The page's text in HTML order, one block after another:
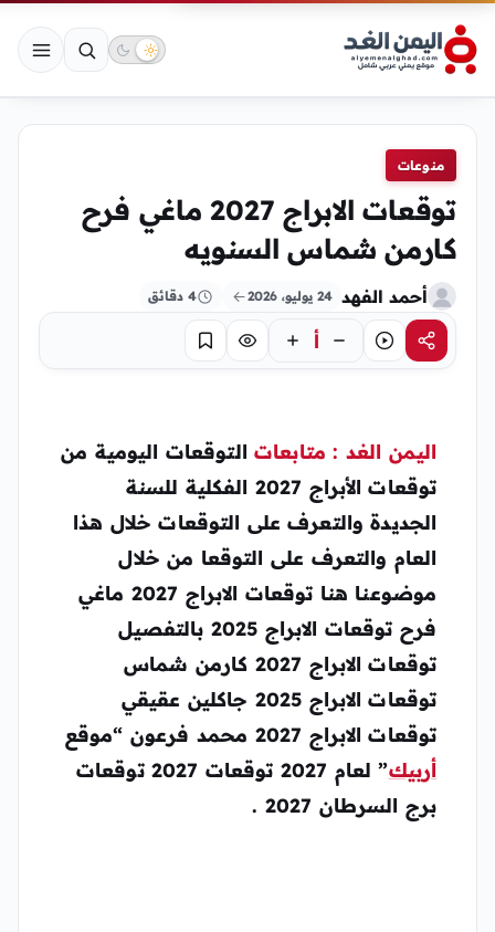
منوعات
توقعات الابراج 2027 ماغي فرح
كارمن شماس السنويه
أحمد الفهد 24 يوليو، 2026 4 دقائق
مشاركةاستماع أ تركيز حفظ
اليمن الغد : متابعات التوقعات اليومية من
توقعات الأبراج 2027 الفكلية للسنة
الجديدة والتعرف على التوقعات خلال هذا
العام والتعرف على التوقعا من خلال
موضوعنا هنا توقعات الابراج 2027 ماغي
فرح توقعات الابراج 2025 بالتفصيل
توقعات الابراج 2027 كارمن شماس
توقعات الابراج 2025 جاكلين عقيقي
توقعات الابراج 2027 محمد فرعون “موقع
أربيك
” لعام 2027 توقعات 2027 توقعات
برج السرطان 2027 .